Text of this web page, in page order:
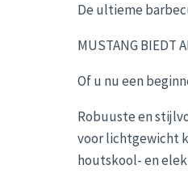
De ultieme
MUSTANG BIEDT
Of u nu een
Robuuste en
voor lichtgewicht
houtskool- en